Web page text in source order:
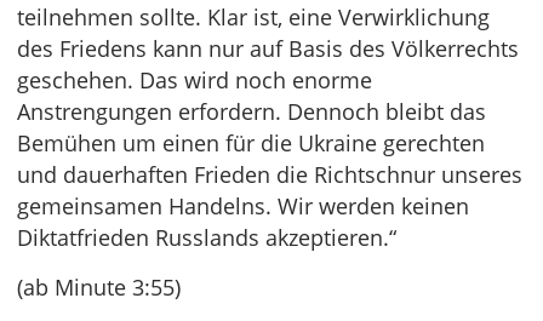
teilnehmen sollte. Klar ist, eine Verwirklichung
des Friedens kann nur auf Basis des Völkerrechts
geschehen. Das wird noch enorme
Anstrengungen erfordern. Dennoch bleibt das
Bemühen um einen für die Ukraine gerechten
und dauerhaften Frieden die Richtschnur unseres
gemeinsamen Handelns. Wir werden keinen
Diktatfrieden Russlands akzeptieren.“
(ab Minute 3:55)